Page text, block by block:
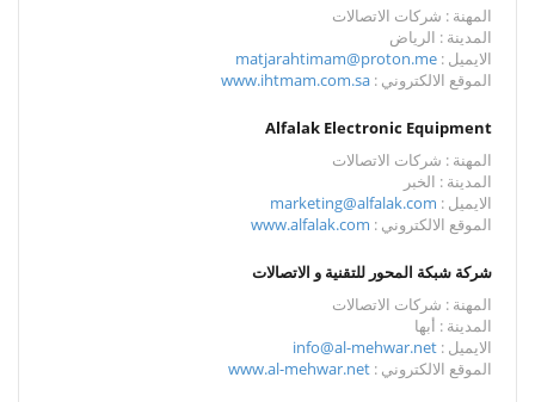
المهنة : شركات الاتصالات
المدينة : الرياض
الايميل : matjarahtimam@proton.me
الموقع الالكتروني : www.ihtmam.com.sa
Alfalak Electronic Equipment
المهنة : شركات الاتصالات
المدينة : الخبر
الايميل : marketing@alfalak.com
الموقع الالكتروني : www.alfalak.com
شركة شبكة المحور للتقنية و الاتصالات
المهنة : شركات الاتصالات
المدينة : أبها
الايميل : info@al-mehwar.net
الموقع الالكتروني : www.al-mehwar.net